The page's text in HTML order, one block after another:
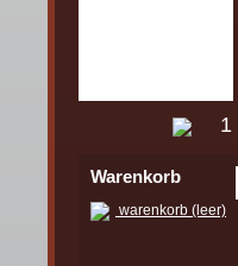
1
Warenkorb
warenkorb (leer)